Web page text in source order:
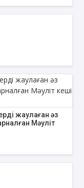
жаулаған әз
Мәуліт